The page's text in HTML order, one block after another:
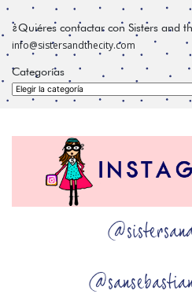
¿Quiéres contactar con Sisters and
info@sistersandthecity.com
Categorías
Categorías